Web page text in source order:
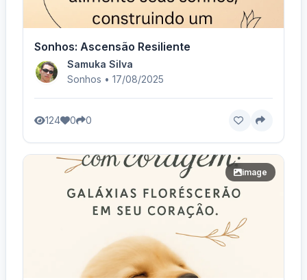
Sonhos: Ascensão Resiliente
Samuka Silva
Sonhos • 17/08/2025
124 0 0
image